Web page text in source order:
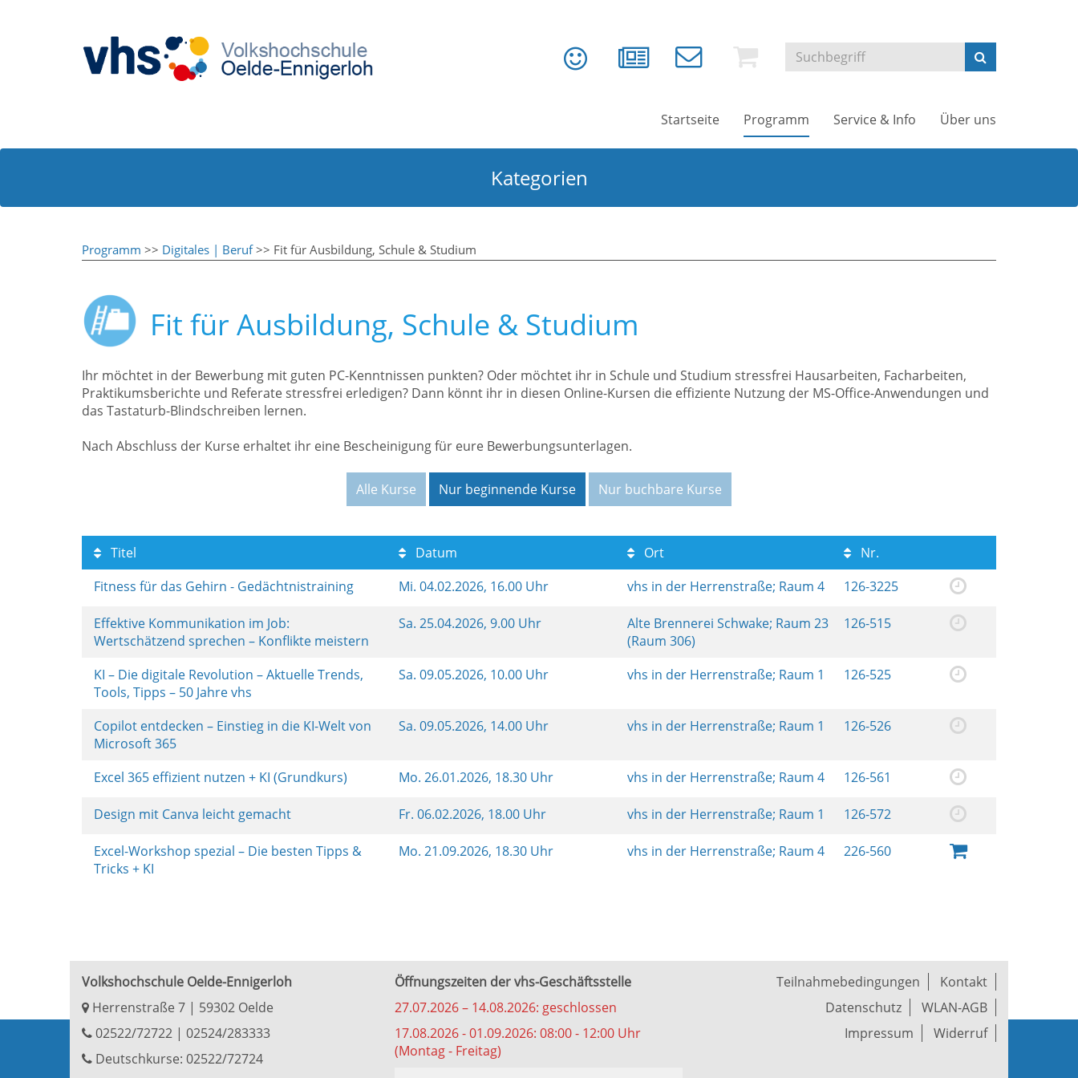
Startseite Programm Service & Info Über uns
Kategorien
Programm >> Digitales | Beruf>> Fit für Ausbildung, Schule & Studium
Fit für Ausbildung, Schule & Studium
Ihr möchtet in der Bewerbung mit guten PC-Kenntnissen punkten? Oder möchtet ihr in Schule und Studium stressfrei Hausarbeiten, Facharbeiten,
Praktikumsberichte und Referate stressfrei erledigen? Dann könnt ihr in diesen Online-Kursen die effiziente Nutzung der MS-Office-Anwendungen und
das Tastaturb-Blindschreiben lernen.
Nach Abschluss der Kurse erhaltet ihr eine Bescheinigung für eure Bewerbungsunterlagen.
Alle Kurse Nur beginnende Kurse Nur buchbare Kurse
Titel Datum Ort
Nr.
Fitness für das Gehirn - Gedächtnistraining
Mi. 04.02.2026, 16.00 Uhr vhs in der Herrenstraße; Raum 4 126-3225
Effektive Kommunikation im Job:
Wertschätzend sprechen – Konflikte meistern
Sa. 25.04.2026, 9.00 Uhr
Alte Brennerei Schwake; Raum 23
(Raum 306)
126-515
KI – Die digitale Revolution – Aktuelle Trends,
Tools, Tipps – 50 Jahre vhs
Sa. 09.05.2026, 10.00 Uhr vhs in der Herrenstraße; Raum 1 126-525
Copilot entdecken – Einstieg in die KI-Welt von
Microsoft 365
Sa. 09.05.2026, 14.00 Uhr vhs in der Herrenstraße; Raum 1 126-526
Excel 365 effizient nutzen + KI (Grundkurs) Mo. 26.01.2026, 18.30 Uhr vhs in der Herrenstraße; Raum 4 126-561
Design mit Canva leicht gemacht Fr. 06.02.2026, 18.00 Uhr vhs in der Herrenstraße; Raum 1 126-572
Excel-Workshop spezial – Die besten Tipps &
Tricks + KI
Mo. 21.09.2026, 18.30 Uhr vhs in der Herrenstraße; Raum 4 226-560
Volkshochschule Oelde-Ennigerloh
Herrenstraße 7 | 59302 Oelde
02522/72722 | 02524/283333
Deutschkurse: 02522/72724
Öffnungszeiten der vhs-Geschäftsstelle
27.07.2026 – 14.08.2026: geschlossen
17.08.2026 - 01.09.2026: 08:00 - 12:00 Uhr
(Montag - Freitag)
Teilnahmebedingungen
Kontakt
Datenschutz
WLAN-AGB
Impressum
Widerruf